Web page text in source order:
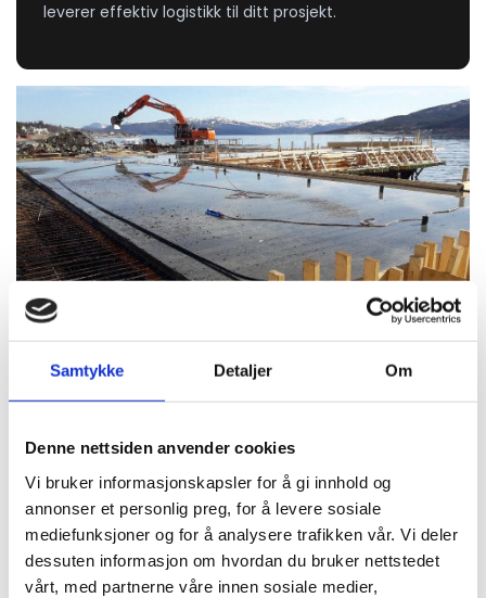
Samtykke Detaljer Om
Denne nettsiden anvender cookies
Vi bruker informasjonskapsler for å gi innhold og
annonser et personlig preg, for å levere sosiale
mediefunksjoner og for å analysere trafikken vår. Vi deler
dessuten informasjon om hvordan du bruker nettstedet
vårt, med partnerne våre innen sosiale medier,
leverer effektiv logistikk til ditt prosjekt.
Betongarbeid
andre konstruksjoner. Nøyaktighet og riktig
materialbruk gir holdbare løsninger som tåler norsk